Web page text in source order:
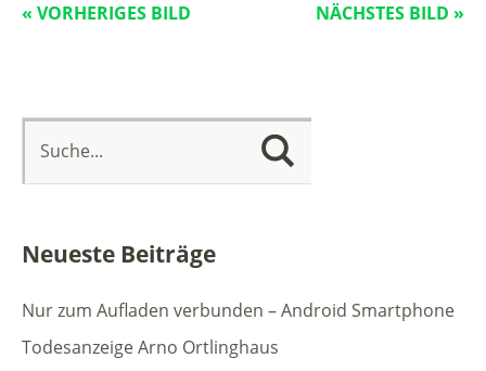
« VORHERIGES BILD NÄCHSTES BILD »
Neueste Beiträge
Nur zum Aufladen verbunden – Android Smartphone
Todesanzeige Arno Ortlinghaus